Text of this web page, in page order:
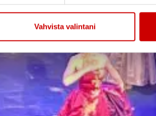
Vahvista valintani